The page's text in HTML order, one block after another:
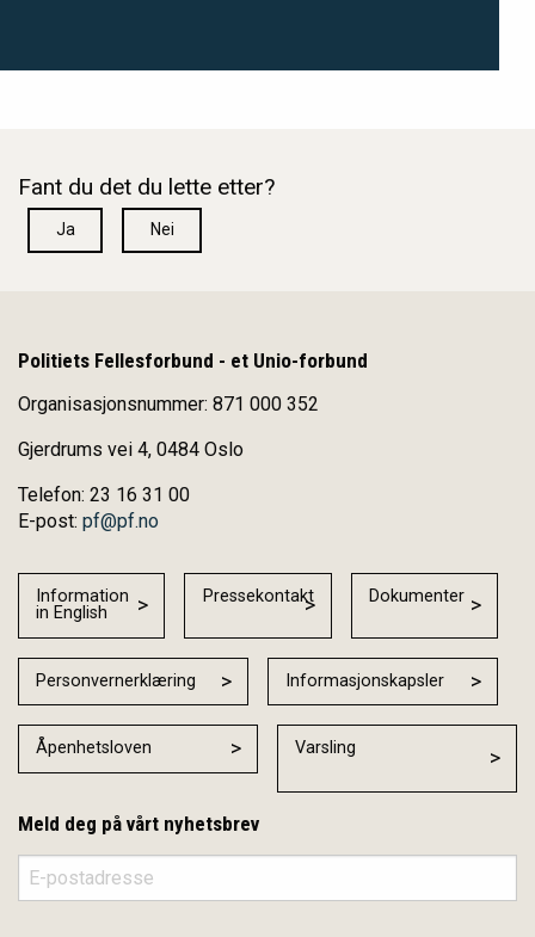
Fant du det du lette etter?
Ja Nei
Politiets Fellesforbund - et Unio-forbund
Organisasjonsnummer: 871 000 352
Gjerdrums vei 4, 0484 Oslo
Telefon: 23 16 31 00
E-post: pf@pf.no
Information
in English
Pressekontakt Dokumenter
Personvernerklæring Informasjonskapsler
Åpenhetsloven Varsling
Meld deg på vårt nyhetsbrev